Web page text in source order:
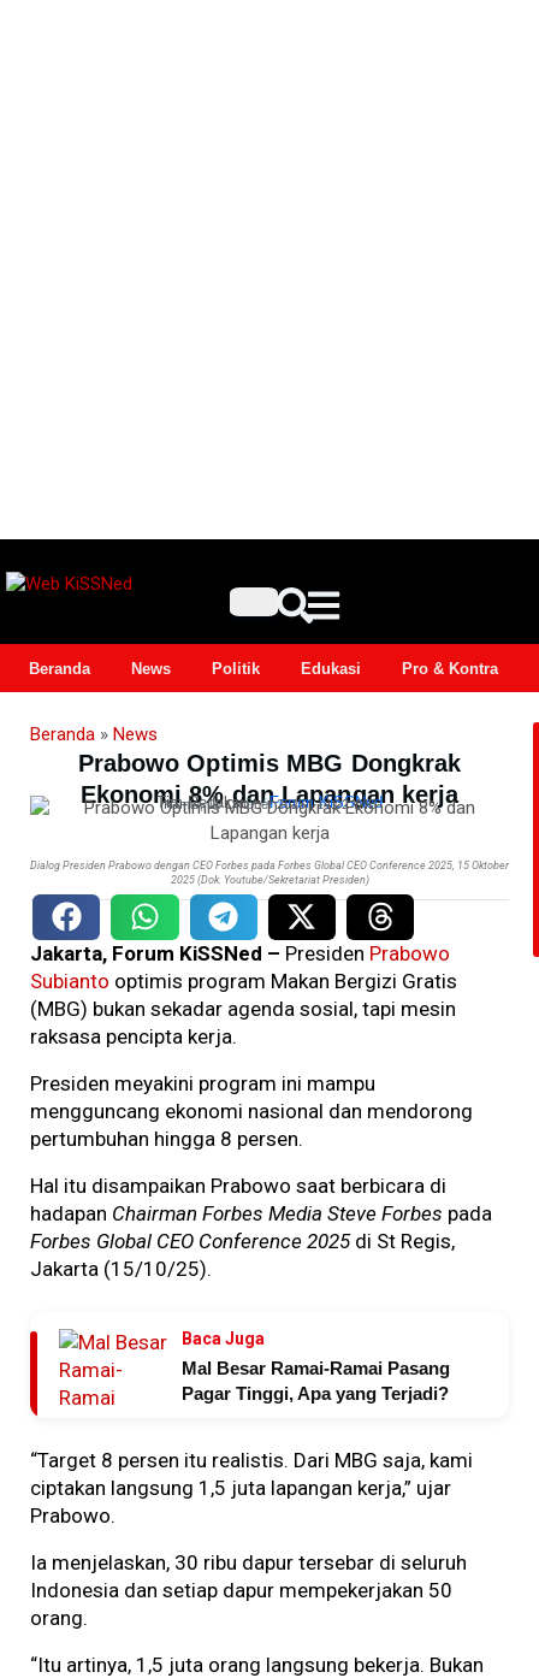
Beranda News Politik Edukasi Pro & Kontra
Beranda » News
Prabowo Optimis MBG Dongkrak
Ekonomi 8% dan Lapangan kerja
Tim Redaksi – Forum KiSSNed
Kamis, 16 Oktober 2025 | 14:02 WIB
Dialog Presiden Prabowo dengan CEO Forbes pada Forbes Global CEO Conference 2025, 15 Oktober
2025 (Dok. Youtube/Sekretariat Presiden)
Jakarta, Forum KiSSNed – Presiden Prabowo
Subianto optimis program Makan Bergizi Gratis
(MBG) bukan sekadar agenda sosial, tapi mesin
raksasa pencipta kerja.
Presiden meyakini program ini mampu
mengguncang ekonomi nasional dan mendorong
pertumbuhan hingga 8 persen.
Hal itu disampaikan Prabowo saat berbicara di
hadapan Chairman Forbes Media Steve Forbes pada
Forbes Global CEO Conference 2025di St Regis,
Jakarta (15/10/25).
Baca Juga
Mal Besar Ramai-Ramai Pasang
Pagar Tinggi, Apa yang Terjadi?
“Target 8 persen itu realistis. Dari MBG saja, kami
ciptakan langsung 1,5 juta lapangan kerja,” ujar
Prabowo.
Ia menjelaskan, 30 ribu dapur tersebar di seluruh
Indonesia dan setiap dapur mempekerjakan 50
orang.
“Itu artinya, 1,5 juta orang langsung bekerja. Bukan